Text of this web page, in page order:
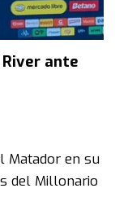
ante
Matador en su
del Millonario